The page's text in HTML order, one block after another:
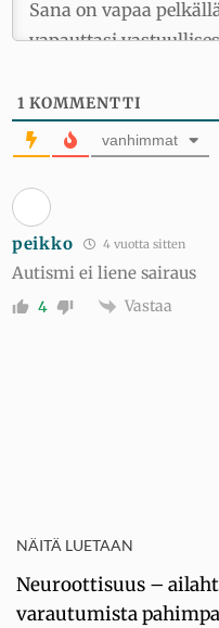
1 KOMMENTTI
vanhimmat
peikko 4 vuotta sitten
Autismi ei liene sairaus
4 Vastaa
NÄITÄ LUETAAN
Neuroottisuus –
varautumista